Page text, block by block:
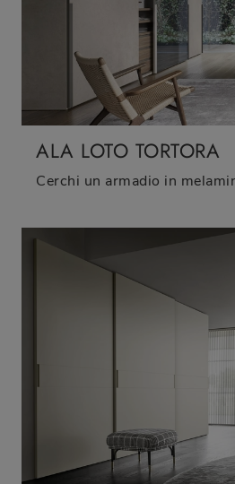
ALA LOTO TORTORA